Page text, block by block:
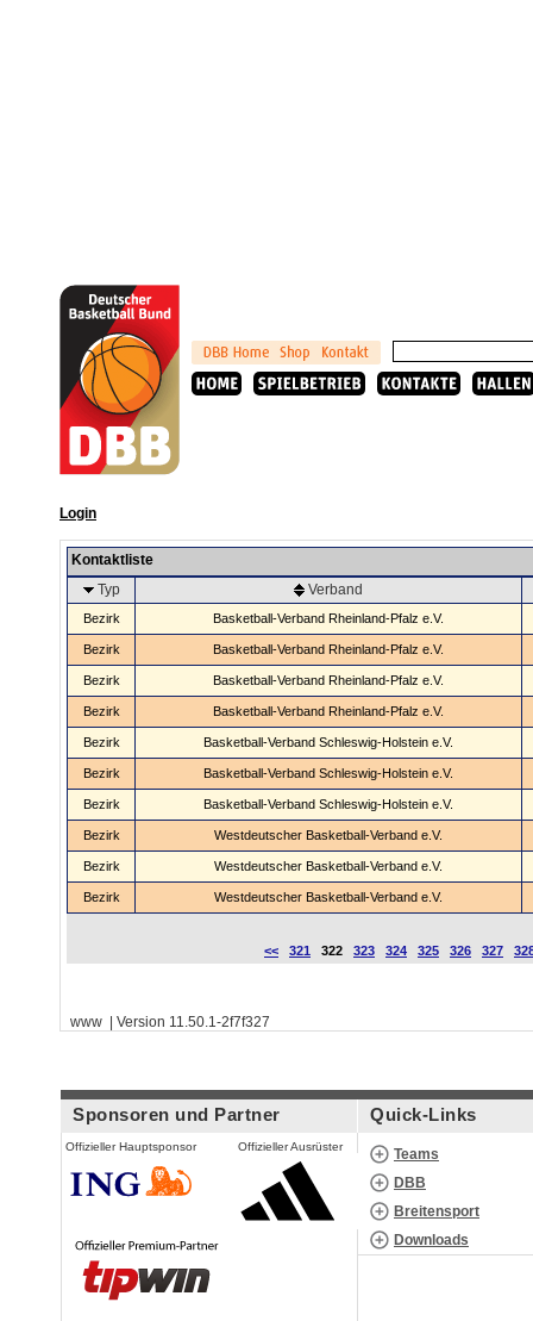
Login
Kontaktliste
Typ
Verband
Bezirk Basketball-Verband Rheinland-Pfalz e.V.
Bezirk Basketball-Verband Rheinland-Pfalz e.V.
Bezirk Basketball-Verband Rheinland-Pfalz e.V.
Bezirk Basketball-Verband Rheinland-Pfalz e.V.
Bezirk Basketball-Verband Schleswig-Holstein e.V.
Bezirk Basketball-Verband Schleswig-Holstein e.V.
Bezirk Basketball-Verband Schleswig-Holstein e.V.
Bezirk Westdeutscher Basketball-Verband e.V.
Bezirk Westdeutscher Basketball-Verband e.V.
Bezirk Westdeutscher Basketball-Verband e.V.
<< 321 322 323 324 325 326 327
www | Version 11.50.1-2f7f327
Sponsoren und Partner
Offizieller Hauptsponsor Offizieller Ausrüster
Quick-Links
Teams
DBB
Breitensport
Downloads